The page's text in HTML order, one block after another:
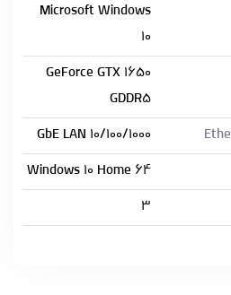
Microsoft Windows
۱۰
GeForce GTX ۱۶۵۰
GDDR۵
۱۰/۱۰۰/۱۰۰۰ GbE LAN
Windows ۱۰ Home ۶۴
۳